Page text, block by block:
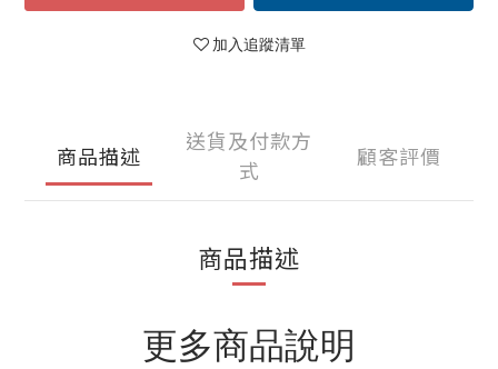
加入追蹤清單
商品描述
送貨及付款方
式
顧客評價
商品描述
更多商品說明